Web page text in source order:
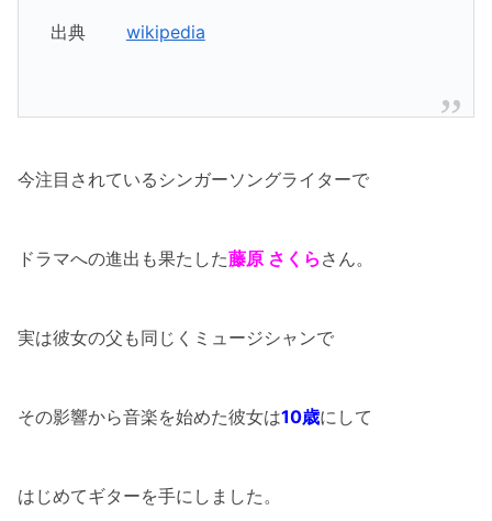
出典 wikipedia
今注目されているシンガーソングライターで
ドラマへの進出も果たした藤原 さくら さん。
実は彼女の父も同じくミュージシャンで
その影響から音楽を始めた彼女は10歳にして
はじめてギターを手にしました。